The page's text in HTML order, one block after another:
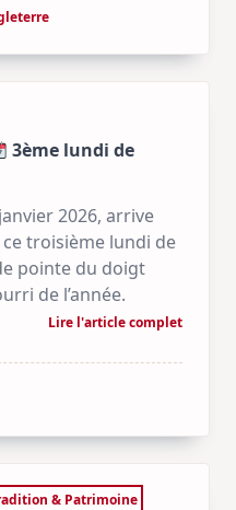
3ème lundi de
2026, arrive
troisième lundi de
pointe du doigt
de l’année.
Lire l'article complet
& Patrimoine